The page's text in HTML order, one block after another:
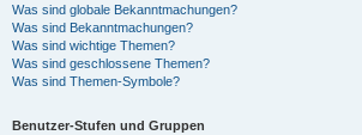
Was sind globale Bekanntmachungen?
Was sind Bekanntmachungen?
Was sind wichtige Themen?
Was sind geschlossene Themen?
Was sind Themen-Symbole?
Benutzer-Stufen und Gruppen